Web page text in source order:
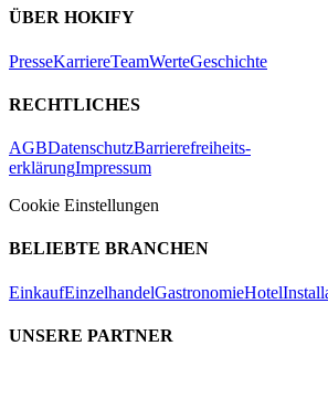
ÜBER HOKIFY
PresseKarriereTeamWerteGeschichte
RECHTLICHES
AGBDatenschutzBarrierefreiheits-
erklärungImpressum
Cookie Einstellungen
BELIEBTE BRANCHEN
EinkaufEinzelhandelGastronomieHotel
UNSERE PARTNER